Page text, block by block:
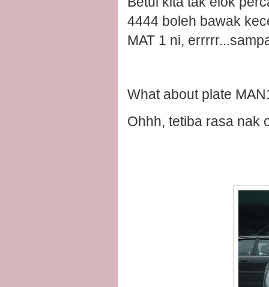
4444 boleh bawak
MAT 1 ni,
What about plate
Ohhh, tetiba rasa nak